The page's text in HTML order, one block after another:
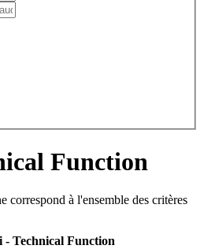
Function
correspond à l'ensemble des critères
- Technical Function